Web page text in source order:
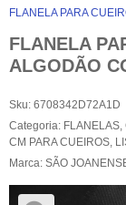
FLANELA PARA
FLANELA
ALGODÃO
Sku: 6708342D72A1D
Categoria: FLANELAS,
CM PARA CUEIROS,
Marca: SÃO